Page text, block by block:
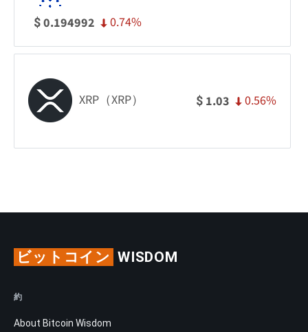
$0.194992 0.74%
XRP（XRP） $ 1.03 0.56%
ビットコイン WISDOM
約
About Bitcoin Wisdom